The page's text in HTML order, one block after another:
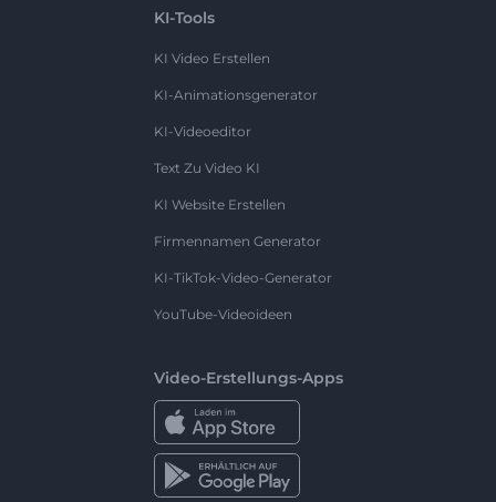
KI-Tools
KI Video Erstellen
KI-Animationsgenerator
KI-Videoeditor
Text Zu Video KI
KI Website Erstellen
Firmennamen Generator
KI-TikTok-Video-Generator
YouTube-Videoideen
Video-Erstellungs-Apps